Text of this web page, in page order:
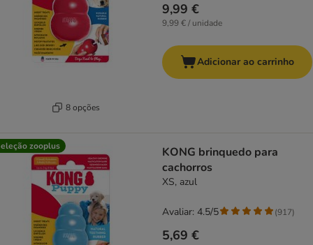
8 opções
9,99 €
9,99 € / unidade
Adicionar ao carrinho
zooplus
KONG brinquedo para
cachorros
XS, azul
5,69 €
Avaliar: 4.5/5 (917)